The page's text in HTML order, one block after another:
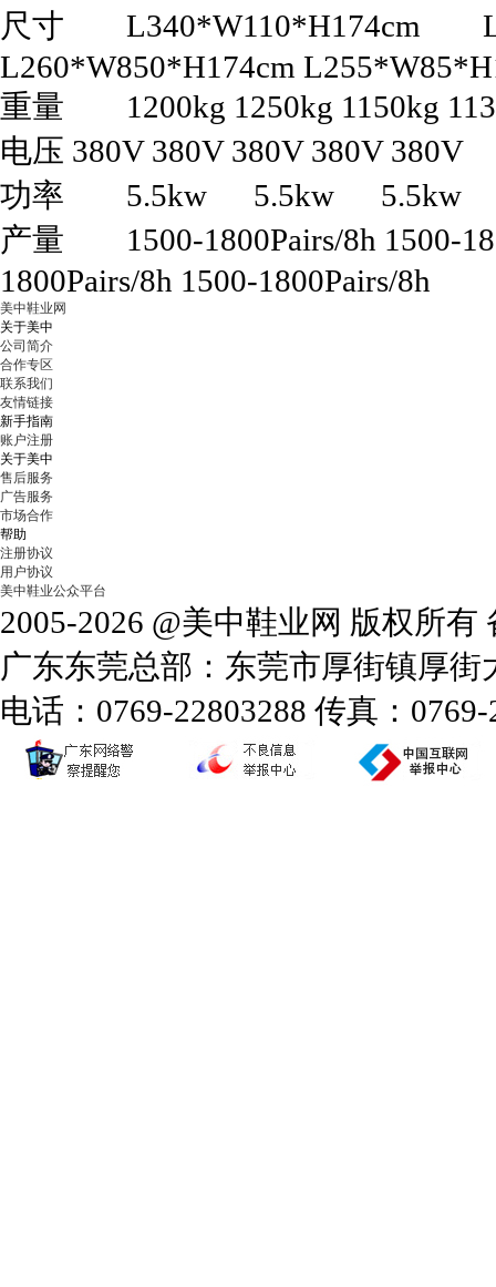
尺寸 L340*W110*H174cm
L260*W850*H174cm
重量 1200kg 1250kg 1150kg
电压 380V 380V 380V 380V 380V
功率 5.5kw 5.5kw 5.5kw
产量 1500-1800Pairs/8h 1500-
1800Pairs/8h 1500-1800Pairs/8h
美中鞋业网
关于美中
公司简介
合作专区
联系我们
友情链接
新手指南
账户注册
关于美中
售后服务
广告服务
市场合作
帮助
注册协议
用户协议
美中鞋业公众平台
2005-2026 @美中鞋业网 版权所有
广东东莞总部：东莞市厚街镇厚
电话：0769-22803288 传真：0769-